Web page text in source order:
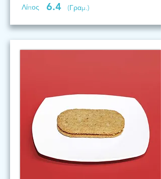
Λίπος
6.4 (Γραμ.)